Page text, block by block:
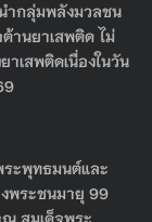
ำกลุ่มพลังมวลชน
านยาเสพติด ไม่
าเสพติดเนื่องในวัน
ะพุทธมนต์และ
พระชนมายุ 99
สมเด็จพระ